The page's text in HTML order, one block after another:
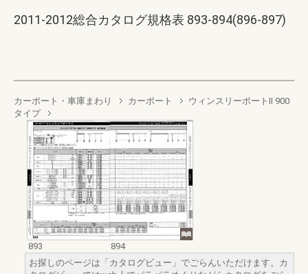
2011-2012総合カタログ規格表 893-894(896-897)
カーポート・車庫まわり カーポート
ウィンスリーポートII 900
タイプ
893
894
お探しのページは「カタログビュー」でごらんいただけます。カ